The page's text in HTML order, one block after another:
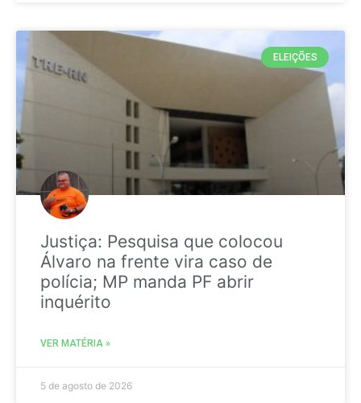
ELEIÇÕES
Justiça: Pesquisa que colocou
Álvaro na frente vira caso de
polícia; MP manda PF abrir
inquérito
VER MATÉRIA »
5 de agosto de 2026